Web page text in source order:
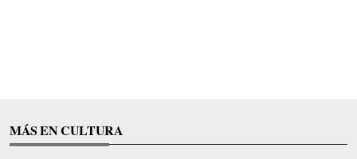
MÁS EN CULTURA